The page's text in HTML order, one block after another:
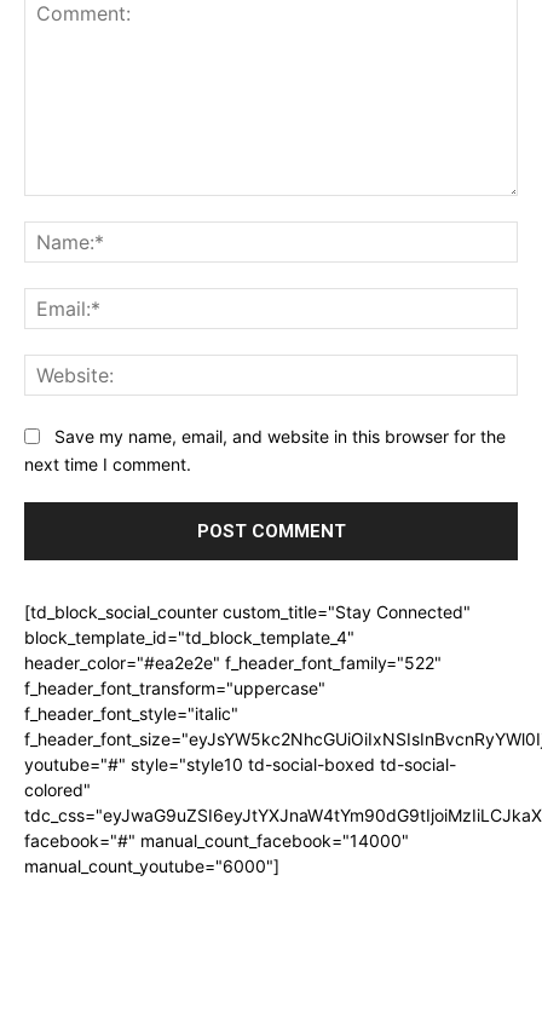
Save my name, email, and website in this browser for the
next time I comment.
[td_block_social_counter custom_title="Stay Connected"
block_template_id="td_block_template_4"
header_color="#ea2e2e" f_header_font_family="522"
f_header_font_transform="uppercase"
f_header_font_style="italic"
youtube="#" style="style10 td-social-boxed td-social-
colored"
facebook="#" manual_count_facebook="14000"
manual_count_youtube="6000"]